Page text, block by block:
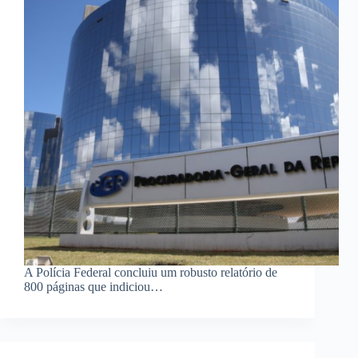
A Polícia Federal concluiu um robusto relatório de
800 páginas que indiciou…